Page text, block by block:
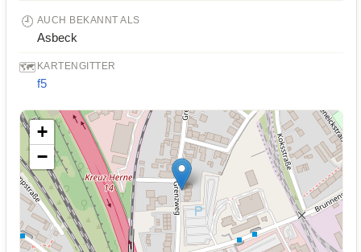
🕘 AUCH BEKANNT ALS
Asbeck
🗺️ KARTENGITTER
f5
+
−